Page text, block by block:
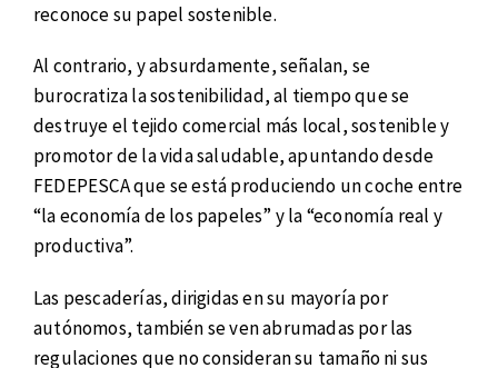
reconoce su papel sostenible.
Al contrario, y absurdamente, señalan, se
burocratiza la sostenibilidad, al tiempo que se
destruye el tejido comercial más local, sostenible y
promotor de la vida saludable, apuntando desde
FEDEPESCA que se está produciendo un coche entre
“la economía de los papeles” y la “economía real y
productiva”.
Las pescaderías, dirigidas en su mayoría por
autónomos, también se ven abrumadas por las
regulaciones que no consideran su tamaño ni sus